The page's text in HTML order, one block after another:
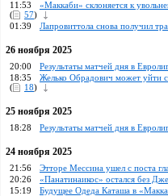
11:53
«Маккаби» склоняется к
(
57)
01:39
Лапровиттола снова получил
26 ноября 2025
20:00 Peзультаты матчей дня в
18:35
Желько Обрадович может уйти с
(
18)
25 ноября 2025
18:28 Pезультаты матчей дня в
24 ноября 2025
21:56 Этторе Мессина ушел с поста
20:26
«Панатинаикос» остался без
15:19
Будущее Одеда Каташа в